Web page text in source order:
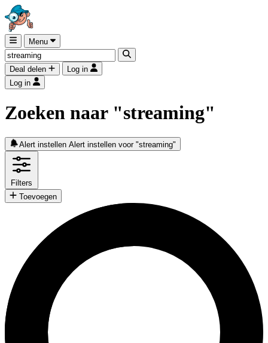
Menu
Deal delen
Log in
Log in
Zoeken naar "streaming"
Alert instellen Alert instellen voor "streaming"
Filters
Toevoegen